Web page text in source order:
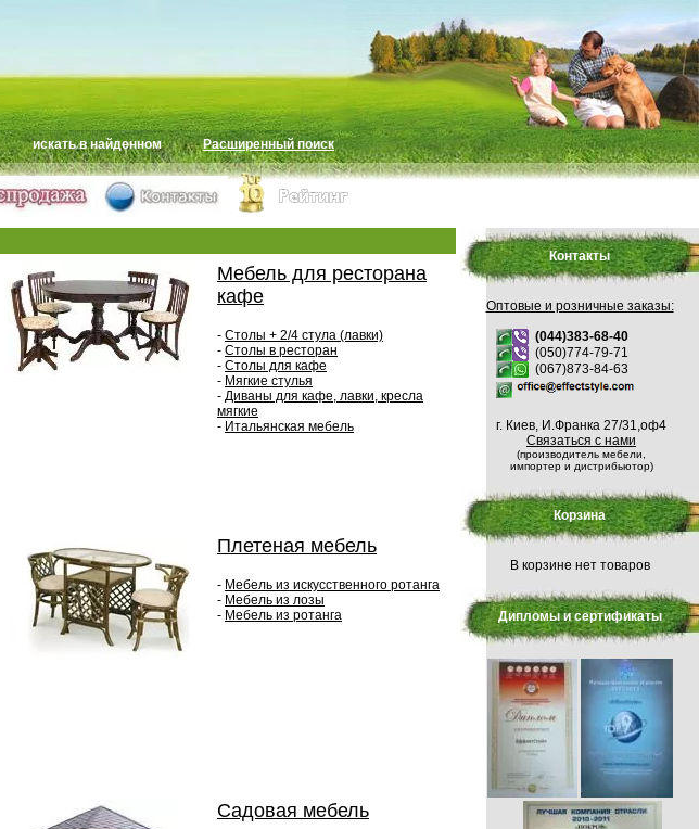
искать в найденном Расширенный поиск
Мебель для ресторана
кафе
- Столы + 2/4 стула (лавки)
- Столы в ресторан
- Столы для кафе
- Мягкие стулья
- Диваны для кафе, лавки, кресла
мягкие
- Итальянская мебель
Плетеная мебель
- Мебель из искусственного ротанга
- Мебель из лозы
- Мебель из ротанга
Садовая мебель
Контакты
Оптовые и розничные заказы:
(044)383-68-40
(050)774-79-71
(067)873-84-63
г. Киев, И.Франка 27/31,оф4
Связаться с нами
(производитель мебели,
импортер и дистрибьютор)
Корзина
В корзине нет товаров
Дипломы и сертификаты